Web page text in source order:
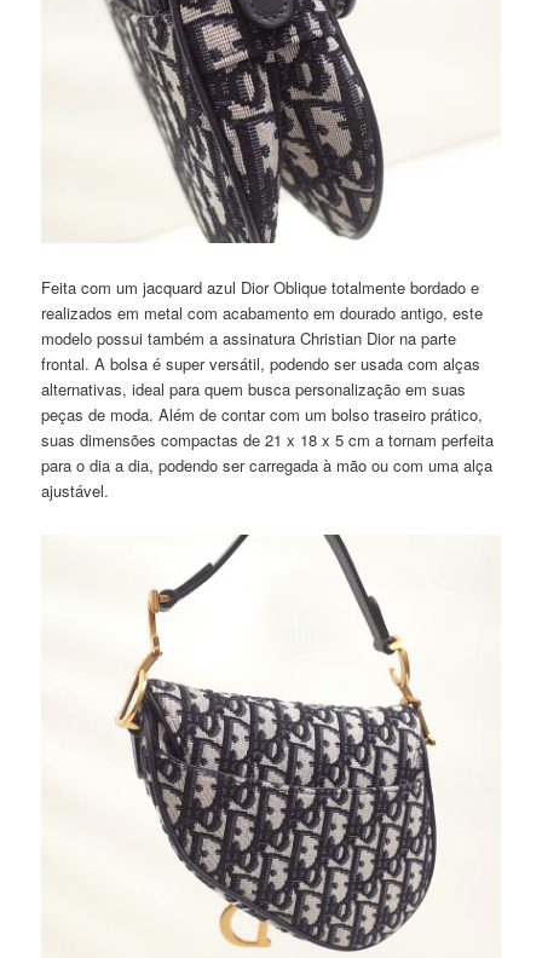
Feita com um jacquard azul Dior Oblique totalmente bordado e
realizados em metal com acabamento em dourado antigo, este
modelo possui também a assinatura Christian Dior na parte
frontal. A bolsa é super versátil, podendo ser usada com alças
alternativas, ideal para quem busca personalização em suas
peças de moda. Além de contar com um bolso traseiro prático,
suas dimensões compactas de 21 x 18 x 5 cm a tornam perfeita
para o dia a dia, podendo ser carregada à mão ou com uma alça
ajustável.